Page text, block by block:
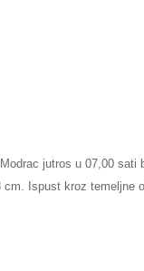
jutros u 07,00
cm. Ispust kroz temeljne